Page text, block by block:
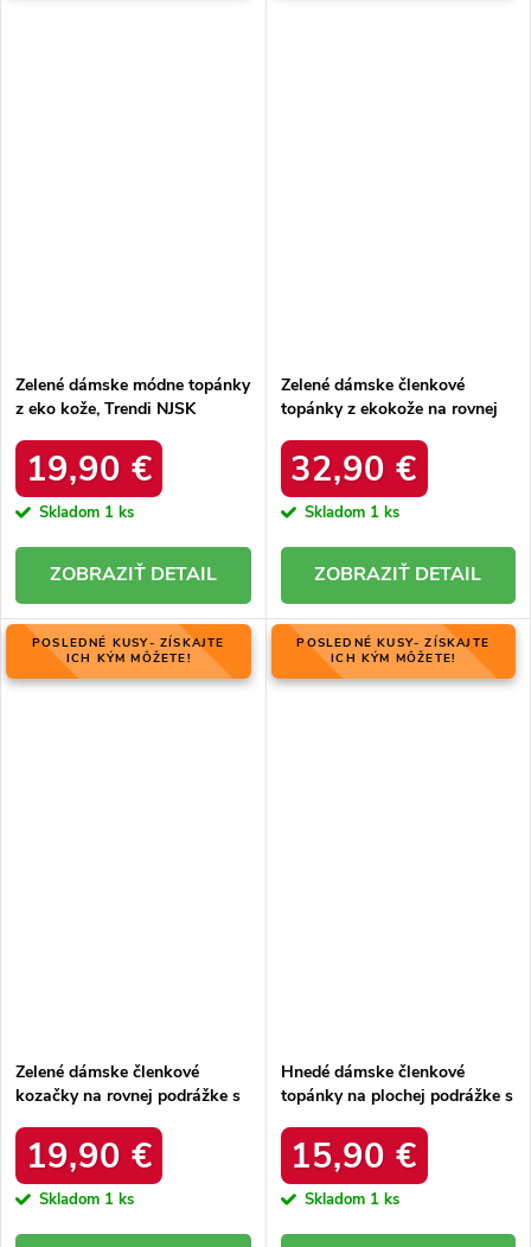
Zelené dámske módne topánky
z eko kože, Trendi NJSK
19,90 €
Skladom 1 ks
DETAIL
Zelené dámske členkové
topánky z ekokože na rovnej
ASA198-21 ZIELONY
32,90 €
Skladom 1 ks
DETAIL
POSLEDNÉ KUSY- ZÍSKAJTE
ICH KÝM MÔŽETE!
Zelené dámske členkové
kozačky na rovnej podrážke s
vyšívaným vzorom, kód
produktu C-279 GREEN
19,90 €
Skladom 1 ks
POSLEDNÉ KUSY- ZÍSKAJTE
ICH KÝM MÔŽETE!
Hnedé dámske členkové
topánky na plochej podrážke s
materiálom a zapínaním na
zips, kód produktu HY66-66
KHAKI
15,90 €
Skladom 1 ks